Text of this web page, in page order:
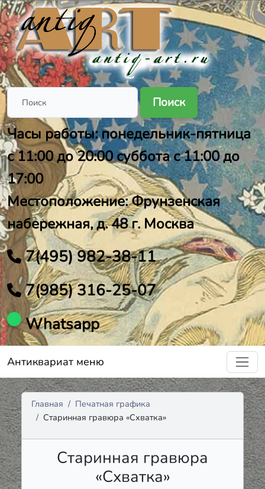
Поиск
Часы работы: понедельник-пятница
с 11:00 до 20:00 суббота с 11:00 до
17:00
Местоположение: Фрунзенская
набережная, д. 48 г. Москва
7(495) 982-38-11
7(985) 316-25-07
Whatsapp
Антиквариат меню
Главная
Печатная графика
Старинная гравюра «Схватка»
Старинная гравюра
«Схватка»